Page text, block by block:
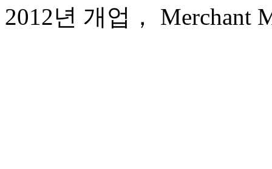
2012년 개업， Merchant